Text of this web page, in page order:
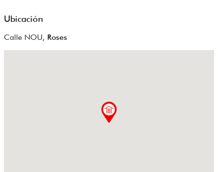
Ubicación
Calle NOU, Roses